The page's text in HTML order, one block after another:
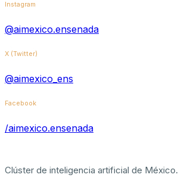
Instagram
@aimexico.ensenada
X (Twitter)
@aimexico_ens
Facebook
/aimexico.ensenada
Clúster de inteligencia artificial de México.